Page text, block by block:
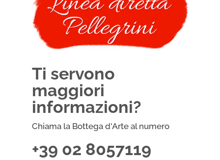
Ti servono
maggiori
informazioni?
Chiama la Bottega d'Arte al numero
+39 02 8057119